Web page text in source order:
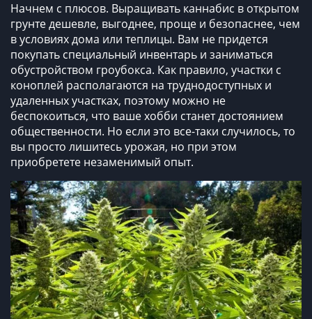
Начнем с плюсов. Выращивать каннабис в открытом
грунте дешевле, выгоднее, проще и безопаснее, чем
в условиях дома или теплицы. Вам не придется
покупать специальный инвентарь и заниматься
обустройством гроубокса. Как правило, участки с
коноплей располагаются на труднодоступных и
удаленных участках, поэтому можно не
беспокоиться, что ваше хобби станет достоянием
общественности. Но если это все-таки случилось, то
вы просто лишитесь урожая, но при этом
приобретете незаменимый опыт.